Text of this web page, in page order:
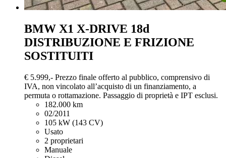
BMW X1 X-DRIVE 18d
DISTRIBUZIONE E FRIZIONE
SOSTITUITI
€ 5.999,- Prezzo finale offerto al pubblico, comprensivo di
IVA, non vincolato all’acquisto di un finanziamento, a
permuta o rottamazione. Passaggio di proprietà e IPT esclusi.
182.000 km
02/2011
105 kW (143 CV)
Usato
2 proprietari
Manuale